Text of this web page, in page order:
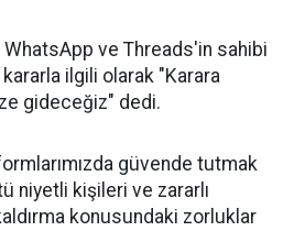
WhatsApp ve Threads'in sahibi
ilgili olarak "Karara
gideceğiz" dedi.
güvende tutmak
niyetli kişileri ve zararlı
konusundaki zorluklar